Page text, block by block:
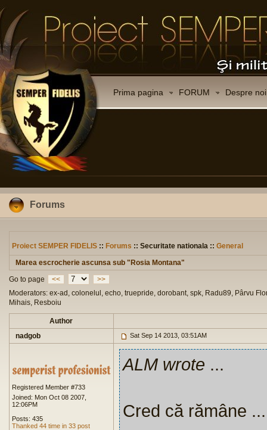
Prima pagina FORUM Despre noi
Forums
Proiect SEMPER FIDELIS :: Forums :: Securitate nationala :: General
Marea escrocherie ascunsa sub "Rosia Montana"
Go to page
<<
>>
Moderators: ex-ad, colonelul, echo, truepride, dorobant, spk, Radu89, Pârvu
Mihais, Resboiu
Author
nadgob
Sat Sep 14 2013, 03:51AM
Registered Member #733
Joined: Mon Oct 08 2007,
12:06PM
Posts: 435
Thanked 44 time in 33 post
ALM wrote ...
Cred că rămâne